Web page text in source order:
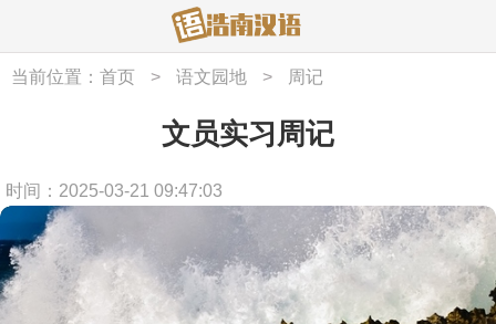
当前位置： 首页 > 语文园地 > 周记
文员实习周记
时间：2025-03-21 09:47:03